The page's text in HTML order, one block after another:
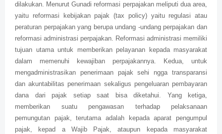
dilakukan. Menurut Gunadi reformasi perpajakan meliputi dua area,
yaitu reformasi kebijakan pajak (tax policy) yaitu regulasi atau
peraturan perpajakan yang berupa undang -undang perpajakan dan
reformasi administrasi perpajakan. Reformasi administrasi memiliki
tujuan utama untuk memberikan pelayanan kepada masyarakat
dalam memenuhi kewajiban perpajakannya. Kedua, untuk
mengadministrasikan penerimaan pajak sehi ngga transparansi
dan akuntabilitas penerimaan sekaligus pengeluaran pembayaran
dana dari pajak setiap saat bisa diketahui. Yang ketiga,
memberikan suatu pengawasan terhadap pelaksanaan
pemungutan pajak, terutama adalah kepada aparat pengumpul
pajak, kepad a Wajib Pajak, ataupun kepada masyarakat